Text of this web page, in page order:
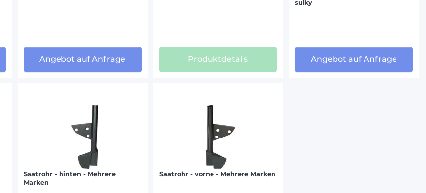
Angebot auf Anfrage Produktdetails
sulky
Angebot auf Anfrage
Saatrohr - hinten - Mehrere
Marken
Saatrohr - vorne - Mehrere Marken